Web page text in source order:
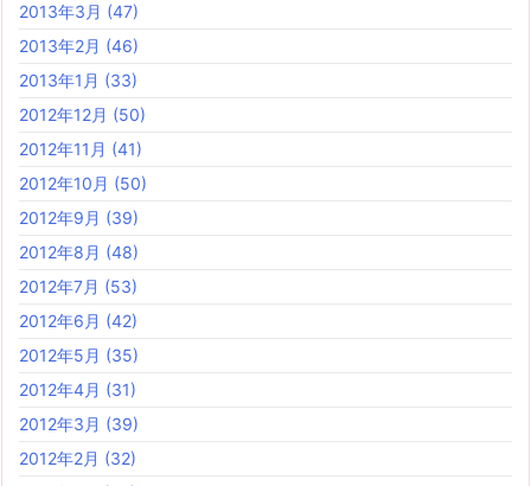
2013年3月 (47)
2013年2月 (46)
2013年1月 (33)
2012年12月 (50)
2012年11月 (41)
2012年10月 (50)
2012年9月 (39)
2012年8月 (48)
2012年7月 (53)
2012年6月 (42)
2012年5月 (35)
2012年4月 (31)
2012年3月 (39)
2012年2月 (32)